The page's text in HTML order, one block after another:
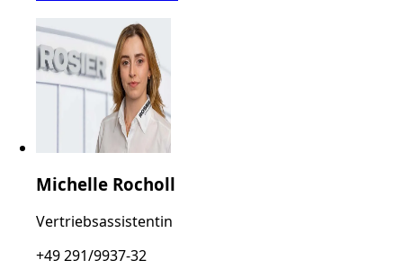
Michelle Rocholl
Vertriebsassistentin
+49 291/9937-32